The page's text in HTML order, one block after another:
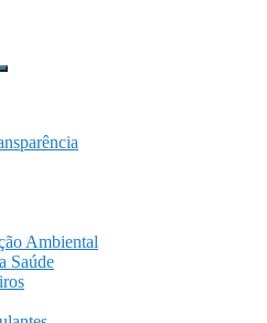
Ambiental
Saúde